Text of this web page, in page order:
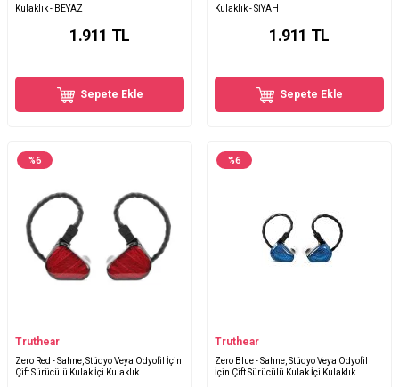
Kulaklık - BEYAZ
1.911 TL
Sepete Ekle
Kulaklık - SİYAH
1.911 TL
Sepete Ekle
%6
Truthear
Zero Red - Sahne, Stüdyo Veya Odyofil İçin
Çift Sürücülü Kulak İçi Kulaklık
%6
Truthear
Zero Blue - Sahne, Stüdyo Veya Odyofil
İçin Çift Sürücülü Kulak İçi Kulaklık